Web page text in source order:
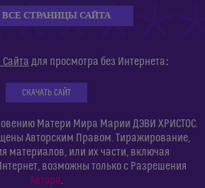
ВСЕ СТРАНИЦЫ САЙТА
для просмотра без Интернета:
СКАЧАТЬ САЙТ
Матери Мира Марии ДЭВИ ХРИСТОС.
Авторским Правом. Тиражирование,
материалов, или их части, включая
возможны только с Разрешения
Автора.